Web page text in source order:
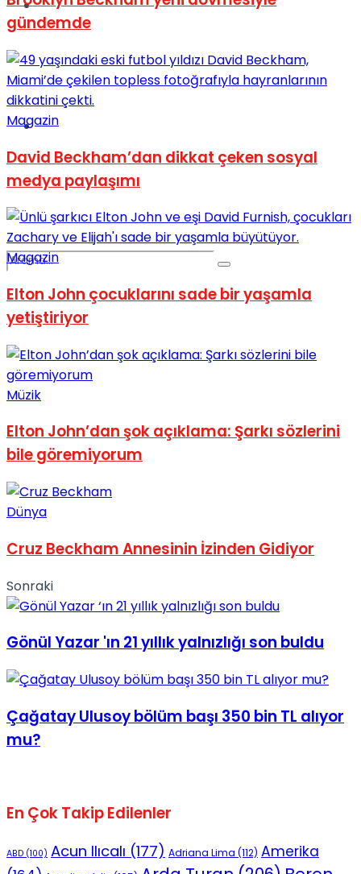
Spor
Podcast
No Result
View All Result
gündemde
Magazin
David Beckham’dan dikkat çeken sosyal
medya paylaşımı
Magazin
Elton John çocuklarını sade bir yaşamla
yetiştiriyor
Müzik
Elton John’dan şok açıklama: Şarkı sözlerini
bile göremiyorum
Dünya
Cruz Beckham Annesinin İzinden Gidiyor
Sonraki
Gönül Yazar 'ın 21 yıllık yalnızlığı son buldu
Çağatay Ulusoy bölüm başı 350 bin TL alıyor
mu?
En Çok Takip Edilenler
ABD (100) Acun Ilıcalı (177) Adriana Lima (112) Amerika